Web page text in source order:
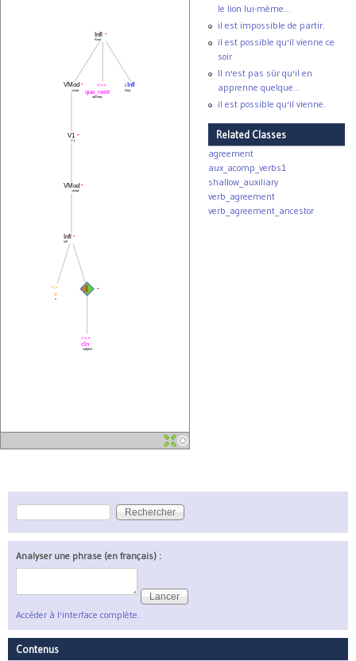
↓Infl
Foot
<=>
que_restr
advneg
<=>
cln
subject
| -
<>
v
v
Infl
Infl
-
VMod
vmod
-
V1
V1
-
VMod
vmod
-
Infl
Root
-
le lion lui-même...
il est impossible de partir.
il est possible qu'il vienne ce
soir
Il n'est pas sûr qu'il en
apprenne quelque...
il est possible qu'il vienne.
Related Classes
agreement
aux_acomp_verbs1
shallow_auxiliary
verb_agreement
verb_agreement_ancestor
Formulaire de recherche
Rechercher
Analyser une phrase (en français) :
Accéder à l'interface complète.
Contenus